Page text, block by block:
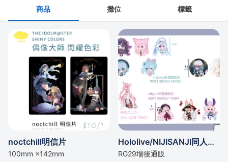
商品 攤位 標籤
noctchill明信片
100mm ×142mm
Hololive/NIJISANJI同人周邊
RG29場後通販